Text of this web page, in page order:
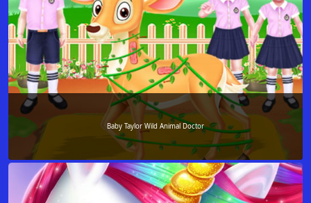
Baby Taylor Wild Animal Doctor